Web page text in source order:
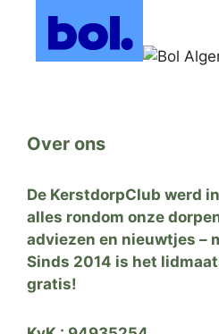
Over ons
De KerstdorpClub werd
alles rondom onze
adviezen en nieuwtjes –
Sinds 2014 is het
gratis!